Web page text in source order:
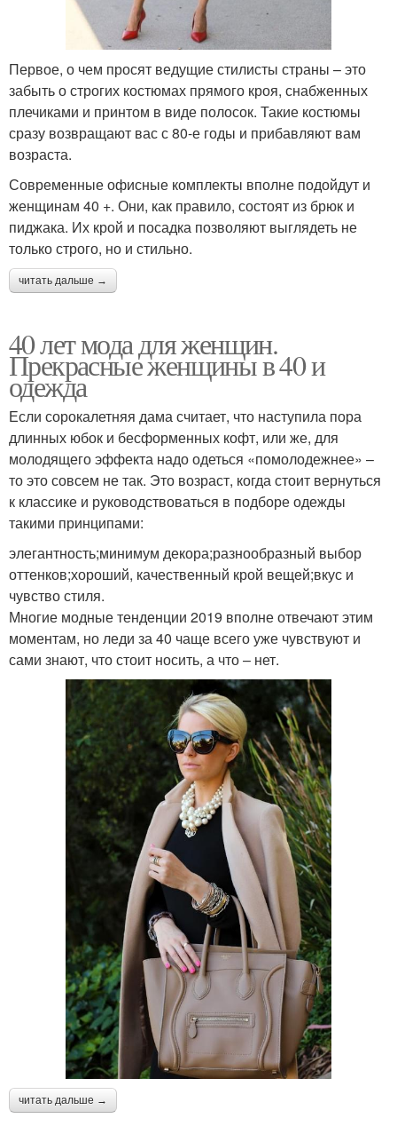
Первое, о чем просят ведущие стилисты страны – это
забыть о строгих костюмах прямого кроя, снабженных
плечиками и принтом в виде полосок. Такие костюмы
сразу возвращают вас с 80-е годы и прибавляют вам
возраста.
Современные офисные комплекты вполне подойдут и
женщинам 40 +. Они, как правило, состоят из брюк и
пиджака. Их крой и посадка позволяют выглядеть не
только строго, но и стильно.
читать дальше →
40 лет мода для женщин.
Прекрасные женщины в 40 и
одежда
Если сорокалетняя дама считает, что наступила пора
длинных юбок и бесформенных кофт, или же, для
молодящего эффекта надо одеться «помолодежнее» –
то это совсем не так. Это возраст, когда стоит вернуться
к классике и руководствоваться в подборе одежды
такими принципами:
элегантность;минимум декора;разнообразный выбор
оттенков;хороший, качественный крой вещей;вкус и
чувство стиля.
Многие модные тенденции 2019 вполне отвечают этим
моментам, но леди за 40 чаще всего уже чувствуют и
сами знают, что стоит носить, а что – нет.
читать дальше →